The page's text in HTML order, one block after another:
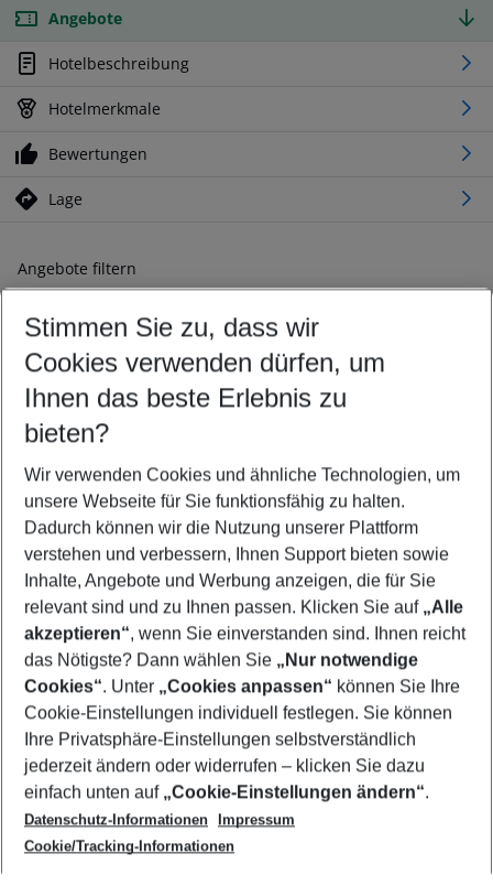
Angebote
Hotelbeschreibung
Hotelmerkmale
Bewertungen
Lage
Angebote filtern
Ändern Sie Ihre Kriterien nach Ihren Wünschen
Abflughafen wählen
Beliebiger Abflughafen
Reisezeitraum wählen
10.08.26– 08.08.27 5-8 Nächte
2 Erwachsene Keine Kinder
Mehr Filter anzeigen
Footer
Footer navigation
Über uns
AGB
Cookie-Einstellungen ändern
Cookie-Richtlinie
Datenschutz
Service & Hilfe
Barrierefreies Reisen
Check-in
Folgen Sie uns
Stimmen Sie zu, dass wir
Cookies verwenden dürfen, um
Ihnen das beste Erlebnis zu
bieten?
Wir verwenden Cookies und ähnliche Technologien, um
unsere Webseite für Sie funktionsfähig zu halten.
Dadurch können wir die Nutzung unserer Plattform
verstehen und verbessern, Ihnen Support bieten sowie
Inhalte, Angebote und Werbung anzeigen, die für Sie
relevant sind und zu Ihnen passen. Klicken Sie auf „Alle
akzeptieren“, wenn Sie einverstanden sind. Ihnen reicht
das Nötigste? Dann wählen Sie „Nur notwendige
Cookies“. Unter „Cookies anpassen“ können Sie Ihre
Cookie-Einstellungen individuell festlegen. Sie können
Ihre Privatsphäre-Einstellungen selbstverständlich
jederzeit ändern oder widerrufen – klicken Sie dazu
einfach unten auf „Cookie-Einstellungen ändern“.
Datenschutz-Informationen
Impressum
Cookie/Tracking-Informationen